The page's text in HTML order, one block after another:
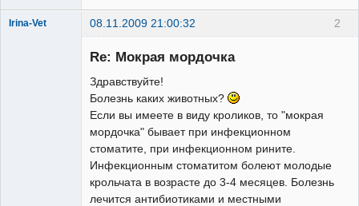
2
Irina-Vet 08.11.2009 21:00:32
Re: Мокрая мордочка
Здравствуйте!
Болезнь каких животных?
Если вы имеете в виду кроликов, то "мокрая
мордочка" бывает при инфекционном
стоматите, при инфекционном рините.
Инфекционным стоматитом болеют молодые
крольчата в возрасте до 3-4 месяцев. Болезнь
лечится антибиотиками и местными